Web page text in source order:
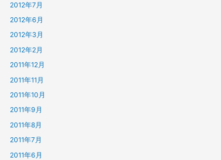
2012年7月
2012年6月
2012年3月
2012年2月
2011年12月
2011年11月
2011年10月
2011年9月
2011年8月
2011年7月
2011年6月